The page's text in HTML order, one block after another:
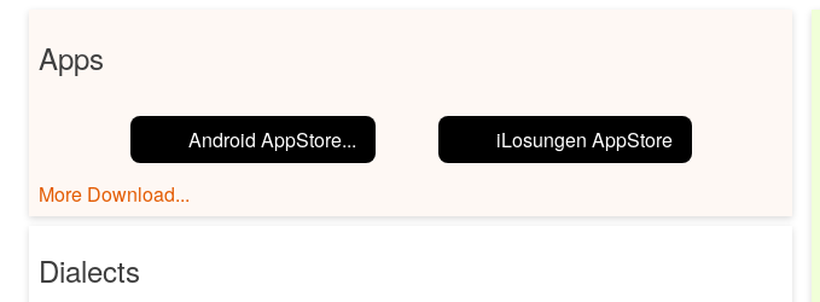
Apps
Android AppStore...
iLosungen AppStore
More Download...
Dialects